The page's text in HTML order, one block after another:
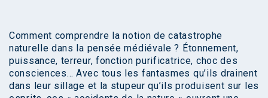
Comment comprendre la notion de catastrophe
naturelle dans la pensée médiévale ? Étonnement,
puissance, terreur, fonction purificatrice, choc des
consciences… Avec tous les fantasmes qu’ils drainent
dans leur sillage et la stupeur qu’ils produisent sur les